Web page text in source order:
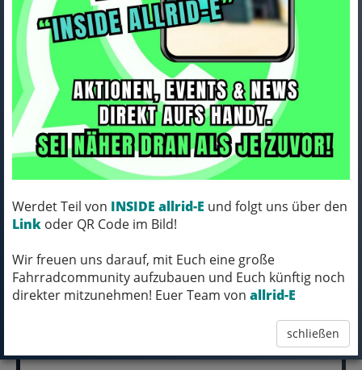
Werdet Teil von INSIDE allrid-E und folgt uns über den
Link oder QR Code im Bild!
Wir freuen uns darauf, mit Euch eine große
Fahrradcommunity aufzubauen und Euch künftig noch
direkter mitzunehmen! Euer Team von allrid-E
schließen
Bontrager Schuh Bontrager
Flatline Mountain 37 Black
Art.Nr. 5256934
Farbe: BLACK
RUFT UNS AN, WIR KLÄREN DEN
LIEFERTERMIN.
pro Stück (inkl. MwSt.)
119,99 EUR